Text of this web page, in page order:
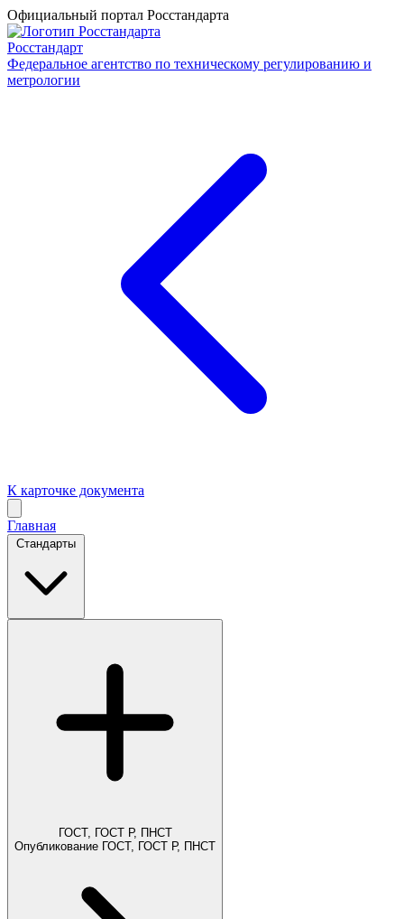
Официальный портал Росстандарта
Росстандарт
Федеральное агентство по техническому регулированию и
метрологии
К карточке документа
Главная
Стандарты
ГОСТ, ГОСТ Р, ПНСТ
Опубликование ГОСТ, ГОСТ Р, ПНСТ